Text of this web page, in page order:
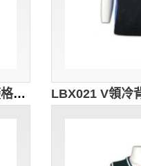
LBX023 訂造冷背心校服 菱格提花冷背心 中學校服冷背心 冷背心香港製造